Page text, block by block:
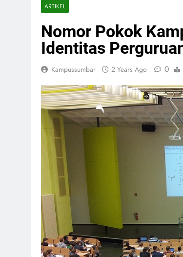
ARTIKEL
Nomor Pokok
Identitas
Kampussumbar 2 Years Ago 0